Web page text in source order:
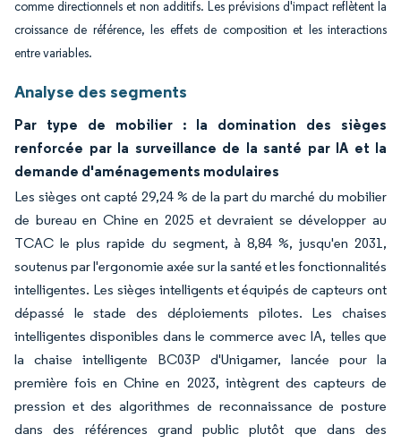
comme directionnels et non additifs. Les prévisions d'impact reflètent la
croissance de référence, les effets de composition et les interactions
entre variables.
Analyse des segments
Par type de mobilier : la domination des sièges
renforcée par la surveillance de la santé par IA et la
demande d'aménagements modulaires
Les sièges ont capté 29,24 % de la part du marché du mobilier
de bureau en Chine en 2025 et devraient se développer au
TCAC le plus rapide du segment, à 8,84 %, jusqu'en 2031,
soutenus par l'ergonomie axée sur la santé et les fonctionnalités
intelligentes. Les sièges intelligents et équipés de capteurs ont
dépassé le stade des déploiements pilotes. Les chaises
intelligentes disponibles dans le commerce avec IA, telles que
la chaise intelligente BC03P d'Unigamer, lancée pour la
première fois en Chine en 2023, intègrent des capteurs de
pression et des algorithmes de reconnaissance de posture
dans des références grand public plutôt que dans des